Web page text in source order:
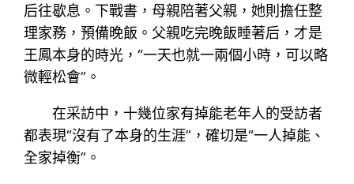
后往歇息。下戰書，母親陪著父親，她則擔任整
理家務，預備晚飯。父親吃完晚飯睡著后，才是
王鳳本身的時光，“一天也就一兩個小時，可以略
微輕松會”。
在采訪中，十幾位家有掉能老年人的受訪者
都表現“沒有了本身的生涯”，確切是“一人掉能、
全家掉衡”。